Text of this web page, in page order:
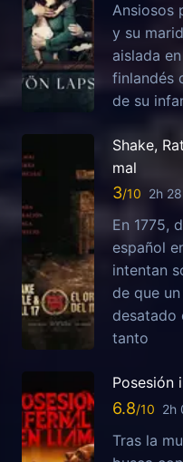
Ansiosos
y su
aislada
finlandés
de su
Shake,
mal
3 2h
En 1775,
español
intentan
de que
desatado
tanto
Posesión
6.8 2h
Tras la